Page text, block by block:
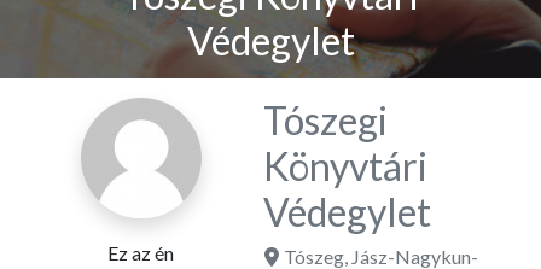
Védegylet
Ez az én
Tószegi
Könyvtári
Védegylet
Tószeg, Jász-Nagykun-